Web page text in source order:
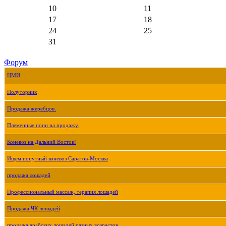
10
11
17
18
24
25
31
Форум
ЦМИ
Полуторник
Продажа жеребцов.
Племенные пони на продажу.
Коневоз на Дальний Восток!
Ищем попутный коневоз Саратов-Москва
продажа лошадей
Профессиональный массаж, терапия лошадей
Продажа ЧК лошадей